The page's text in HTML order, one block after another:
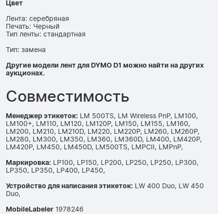
Цвет
Лента: серебряная
Печать: Черный
Тип ленты: стандартная
Тип: замена
Другие модели лент для DYMO D1 можно найти на других
аукционах.
Совместимость
Менеджер этикеток: LM 500TS, LM Wireless PnP, LM100,
LM100+, LM110, LM120, LM120P, LM150, LM155, LM160,
LM200, LM210, LM210D, LM220, LM220P, LM260, LM260P,
LM280, LM300, LM350, LM360, LM360D, LM400, LM420P,
LM420P, LM450, LM450D, LM500TS, LMPCII, LMPnP,
Маркировка: LP100, LP150, LP200, LP250, LP250, LP300,
LP350, LP350, LP400, LP450,
Устройство для написания этикеток: LW 400 Duo, LW 450
Duo,
MobileLabeler 1978246